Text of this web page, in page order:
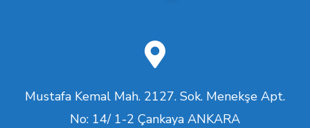
Mustafa Kemal Mah. 2127. Sok. Menekşe Apt.
No: 14/ 1-2 Çankaya ANKARA